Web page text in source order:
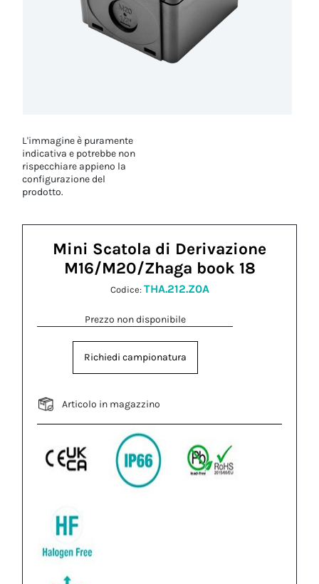
L'immagine è puramente
indicativa e potrebbe non
rispecchiare appieno la
configurazione del
prodotto.
Mini Scatola di Derivazione
M16/M20/Zhaga book 18
Codice: THA.212.Z0A
Prezzo non disponibile
Richiedi campionatura
Articolo in magazzino